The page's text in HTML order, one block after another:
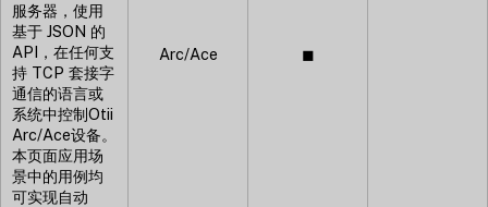
服务器，使用
基于 JSON 的
API，在任何支
持 TCP 套接字
通信的语言或
系统中控制Otii
Arc/Ace设备。
本页面应用场
景中的用例均
可实现自动
Arc/Ace ◼︎